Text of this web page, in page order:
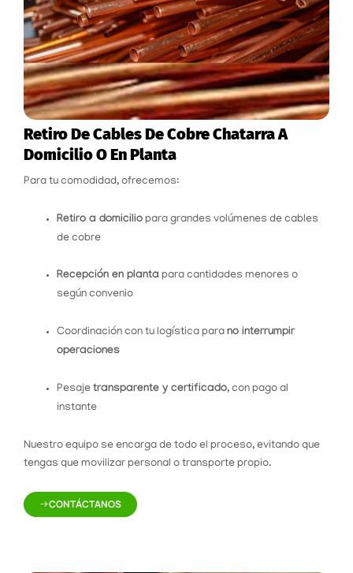
Retiro De Cables De Cobre Chatarra A
Domicilio O En Planta
Para tu comodidad, ofrecemos:
Retiro a domicilio para grandes volúmenes de cables
de cobre
Recepción en planta para cantidades menores o
según convenio
Coordinación con tu logística para no interrumpir
operaciones
Pesaje transparente y certificado, con pago al
instante
Nuestro equipo se encarga de todo el proceso, evitando que
tengas que movilizar personal o transporte propio.
CONTÁCTANOS